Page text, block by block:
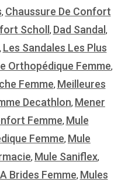
, Chaussure De Confort
Scholl , Dad Sandal ,
, Les Sandales Les Plus
Orthopédique Femme,
Femme, Meilleures
Decathlon, Mener
Femme, Mule
Femme, Mule
, Mule Saniflex,
Brides Femme, Mules